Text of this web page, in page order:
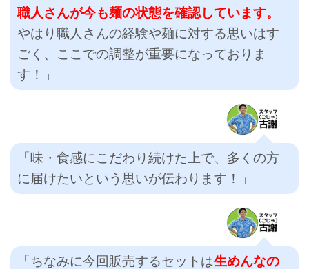
職人さんが今も麺の状態を確認しています。
やはり職人さんの経験や麺に対する思いはす
ごく、ここでの調整が重要になっておりま
す！」
「味・食感にこだわり続けた上で、多くの方
に届けたいという思いが伝わります！」
「ちなみに今回販売するセットは生めんなの